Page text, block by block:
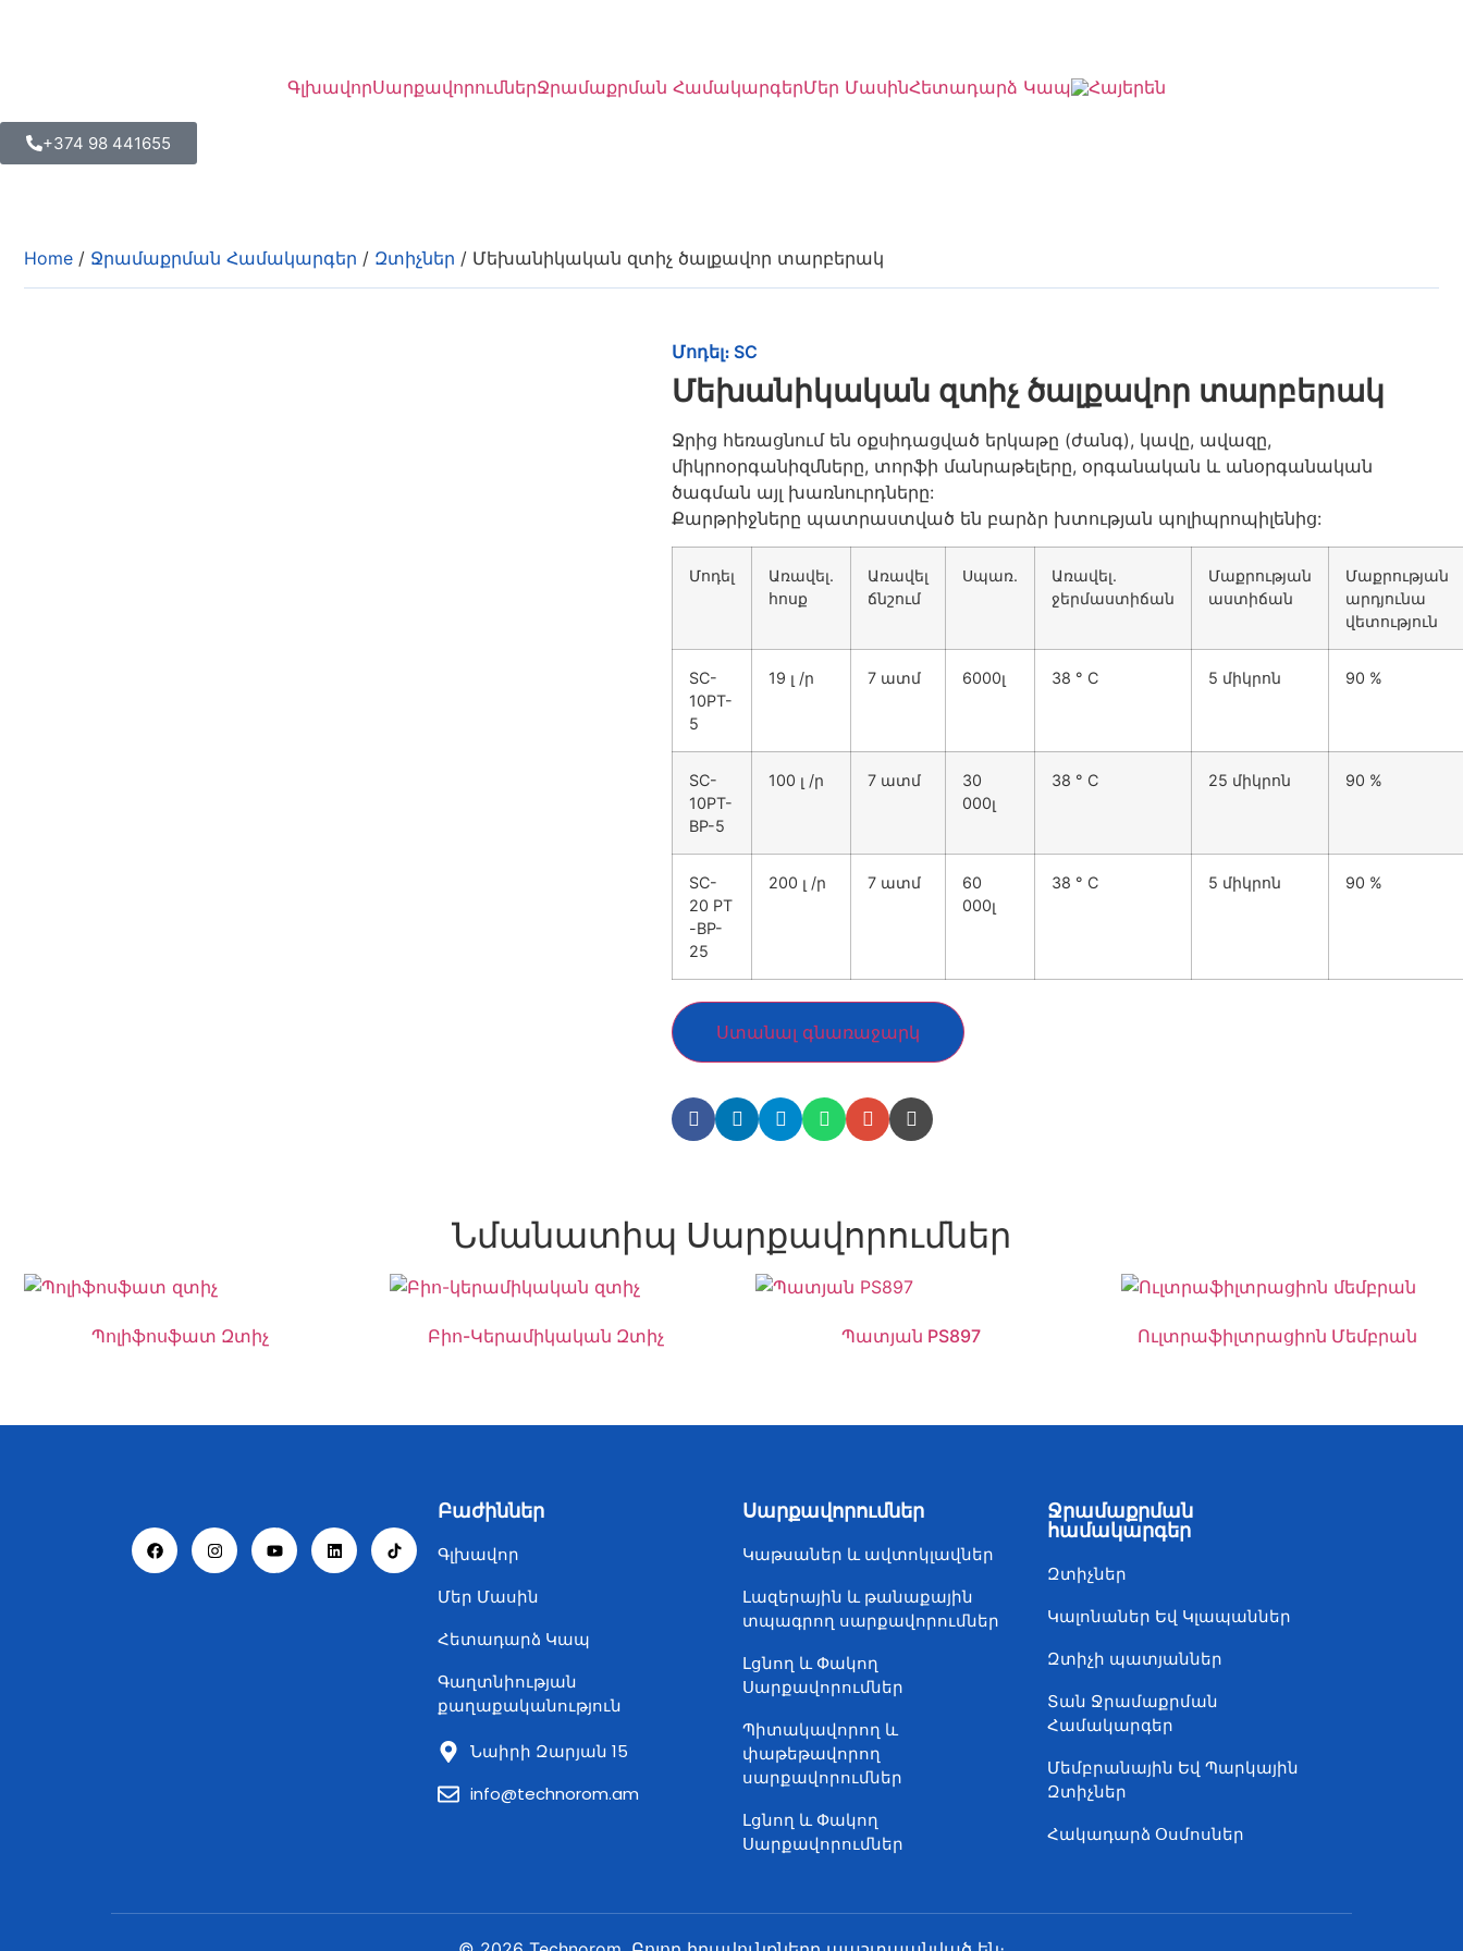
ԳլխավորՍարքավորումներՋրամաքրման ՀամակարգերՄեր ՄասինՀետադարձ Կապ
+374 98 441655
Home / Ջրամաքրման Համակարգեր / Զտիչներ / Մեխանիկական զտիչ ծալքավոր տարբերակ
Մոդել։ SC
Մեխանիկական զտիչ ծալքավոր տարբերակ
Ջրից հեռացնում են օքսիդացված երկաթը (ժանգ), կավը, ավազը,
միկրոօրգանիզմները, տորֆի մանրաթելերը, օրգանական և անօրգանական
ծագման այլ խառնուրդները:
Քարթրիջները պատրաստված են բարձր խտության պոլիպրոպիլենից:
Մոդել
Առավել.
հոսք
Առավել
ճնշում
Սպառ.
Առավել.
ջերմաստիճան
Մաքրության
աստիճան
Մաքրության
արդյունա
վետություն
SC-
10PT-
5
19 լ /ր 7 ատմ 6000լ 38 ° C 5 միկրոն 90 %
SC-
10PT-
BP-5
100 լ /ր 7 ատմ
30
000լ
38 ° C 25 միկրոն 90 %
SC-
20 PT
-BP-
25
200 լ /ր 7 ատմ
60
000լ
38 ° C 5 միկրոն 90 %
Ստանալ գնառաջարկ
Նմանատիպ Սարքավորումներ
Պոլիֆոսֆատ Զտիչ Բիո-Կերամիկական Զտիչ Պատյան PS897 Ուլտրաֆիլտրացիոն Մեմբրան
Բաժիններ
Գլխավոր
Մեր Մասին
Հետադարձ Կապ
Գաղտնիության
քաղաքականություն
Նաիրի Զարյան 15
info@technorom.am
Սարքավորումներ
Կաթսաներ և ավտոկլավներ
Լազերային և թանաքային
տպագրող սարքավորումներ
Լցնող և Փակող
Սարքավորումներ
Պիտակավորող և
փաթեթավորող
սարքավորումներ
Լցնող և Փակող
Սարքավորումներ
Ջրամաքրման
համակարգեր
Զտիչներ
Կալոնաներ Եվ Կլապաններ
Զտիչի պատյաններ
Տան Ջրամաքրման
Համակարգեր
Մեմբրանային Եվ Պարկային
Զտիչներ
Հակադարձ Օսմոսներ